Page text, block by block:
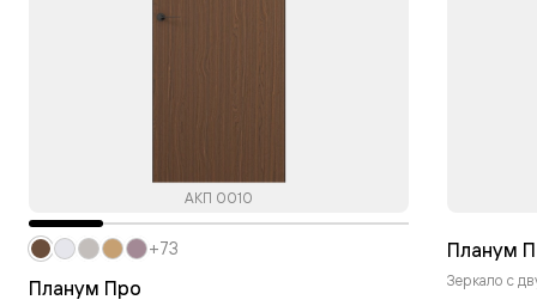
АКП 0010
Планум Про
+73 Планум
Зеркало с